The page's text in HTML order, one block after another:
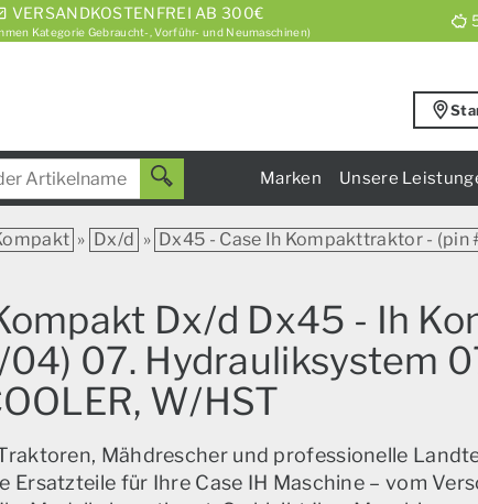
VERSANDKOSTENFREI AB 300€
Kategorie Gebraucht-, Vorführ- und Neumaschinen)
Marken Unsere
» Dx/d » Dx45 - Case Ih Kompakttraktor -
Dx/d Dx45 - Ih
07. Hydrauliksystem
W/HST
Mähdrescher und professionelle
Ersatzteile für Ihre Case IH Maschine – vom